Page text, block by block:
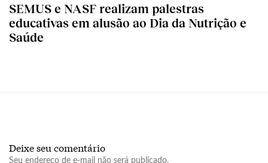
SEMUS e NASF realizam palestras
educativas em alusão ao Dia da Nutrição e
Saúde
Deixe seu comentário
Seu endereço de e-mail não será publicado.